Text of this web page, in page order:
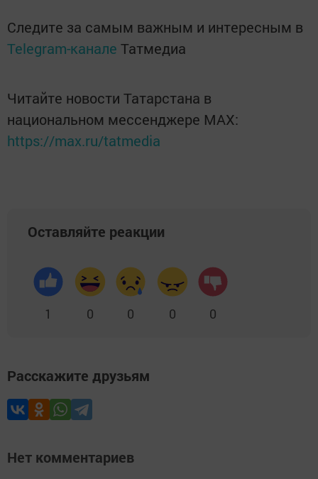
Следите за самым важным и интересным в
Telegram-канале Татмедиа
Читайте новости Татарстана в
национальном мессенджере MАХ:
https://max.ru/tatmedia
Оставляйте реакции
1 0 0 0 0
Расскажите друзьям
Нет комментариев